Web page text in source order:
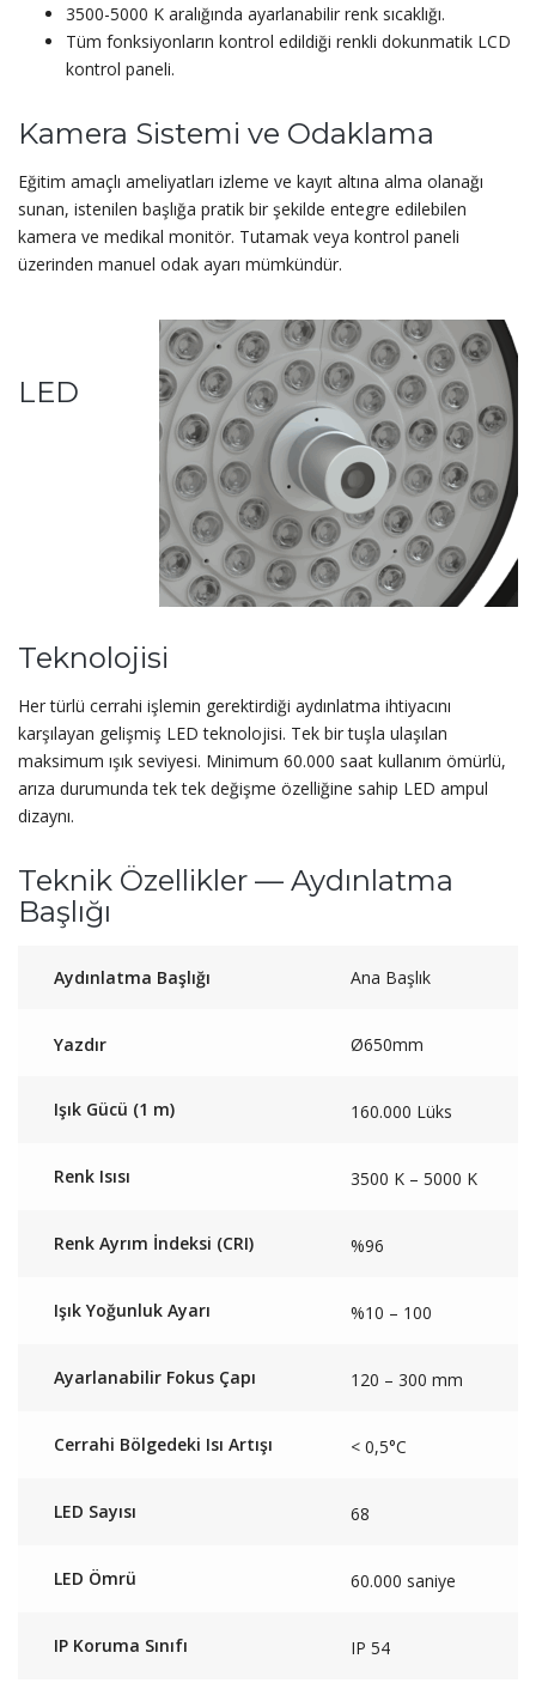
3500-5000 K aralığında ayarlanabilir renk sıcaklığı.
Tüm fonksiyonların kontrol edildiği renkli dokunmatik LCD
kontrol paneli.
Kamera Sistemi ve Odaklama
Eğitim amaçlı ameliyatları izleme ve kayıt altına alma olanağı
sunan, istenilen başlığa pratik bir şekilde entegre edilebilen
kamera ve medikal monitör. Tutamak veya kontrol paneli
üzerinden manuel odak ayarı mümkündür.
LED
Teknolojisi
Her türlü cerrahi işlemin gerektirdiği aydınlatma ihtiyacını
karşılayan gelişmiş LED teknolojisi. Tek bir tuşla ulaşılan
maksimum ışık seviyesi. Minimum 60.000 saat kullanım ömürlü,
arıza durumunda tek tek değişme özelliğine sahip LED ampul
dizaynı.
Teknik Özellikler — Aydınlatma
Başlığı
Aydınlatma Başlığı Ana Başlık
Yazdır Ø650mm
Işık Gücü (1 m) 160.000 Lüks
Renk Isısı 3500 K – 5000 K
Renk Ayrım İndeksi (CRI) %96
Işık Yoğunluk Ayarı %10 – 100
Ayarlanabilir Fokus Çapı 120 – 300 mm
Cerrahi Bölgedeki Isı Artışı < 0,5°C
LED Sayısı 68
LED Ömrü 60.000 saniye
IP Koruma Sınıfı IP 54